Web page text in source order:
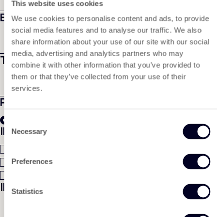
This website uses cookies
We use cookies to personalise content and ads, to provide
social media features and to analyse our traffic. We also
share information about your use of our site with our social
media, advertising and analytics partners who may
combine it with other information that you’ve provided to
them or that they’ve collected from your use of their
services.
Consent
Selection
Necessary
Preferences
Statistics
Email*
Telefoonnummer
Product
Ik ontvang graag:
Een offerte
Ik heb een andere vraag: